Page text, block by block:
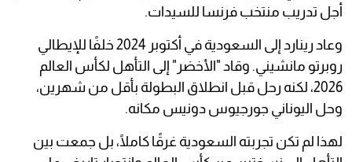
أجل تدريب منتخب فرنسا للسيدات.
وعاد رينارد إلى السعودية في أكتوبر 2024 خلفًا للإيطالي
روبرتو مانشيني. وقاد "الأخضر" إلى التأهل لكأس العالم
2026، لكنه رحل قبل انطلاق البطولة بأقل من شهرين،
وحل اليوناني جورجيوس دونيس مكانه.
لهذا لم تكن تجربته السعودية غرقًا كاملًا، بل جمعت بين